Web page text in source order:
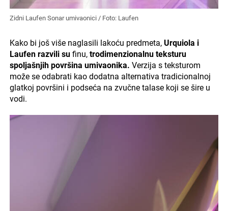
Zidni Laufen Sonar umivaonici / Foto: Laufen
Kako bi još više naglasili lakoću predmeta, Urquiola i
Laufen razvili sufinu, trodimenzionalnu teksturu
spoljašnjih površina umivaonika. Verzija s teksturom
može se odabrati kao dodatna alternativa tradicionalnoj
glatkoj površini i podseća na zvučne talase koji se šire u
vodi.